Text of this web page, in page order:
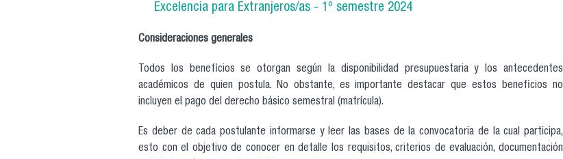
Excelencia para Extranjeros/as - 1º semestre 2024
Consideraciones generales
Todos los beneficios se otorgan según la disponibilidad presupuestaria y los antecedentes
académicos de quien postula. No obstante, es importante destacar que estos beneficios no
incluyen el pago del derecho básico semestral (matrícula).
Es deber de cada postulante informarse y leer las bases de la convocatoria de la cual participa,
esto con el objetivo de conocer en detalle los requisitos, criterios de evaluación, documentación